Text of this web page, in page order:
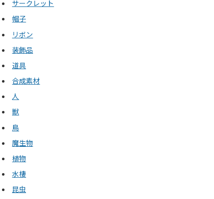
サークレット
帽子
リボン
装飾品
道具
合成素材
人
獣
鳥
魔生物
植物
水棲
昆虫